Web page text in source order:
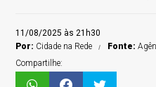
11/08/2025 às 21h30
Por: Cidade na Rede Fonte:
Compartilhe: